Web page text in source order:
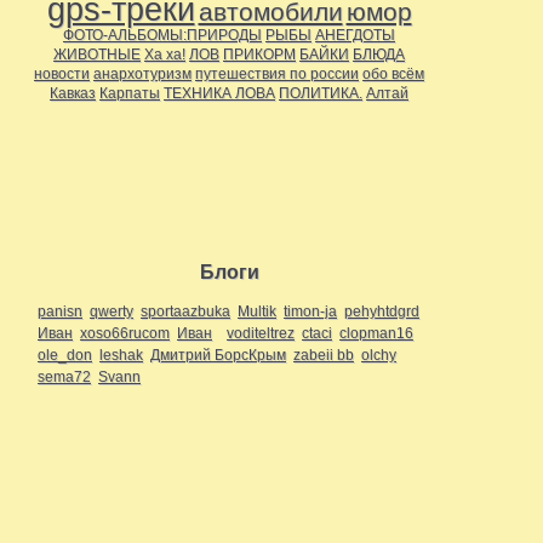
gps-треки автомобили юмор
ФОТО-АЛЬБОМЫ:ПРИРОДЫ РЫБЫ АНЕГДОТЫ
ЖИВОТНЫЕ Ха ха! ЛОВ ПРИКОРМ БАЙКИ БЛЮДА
новости анархотуризм путешествия по россии обо всём
Кавказ Карпаты ТЕХНИКА ЛОВА ПОЛИТИКА. Алтай
Блоги
panisn qwerty sportaazbuka Multik timon-ja pehyhtdgrd
Иван xoso66rucom Иван voditeltrez ctaci clopman16
ole_don leshak Дмитрий БорсКрым zabeii bb olchy
sema72 Svann